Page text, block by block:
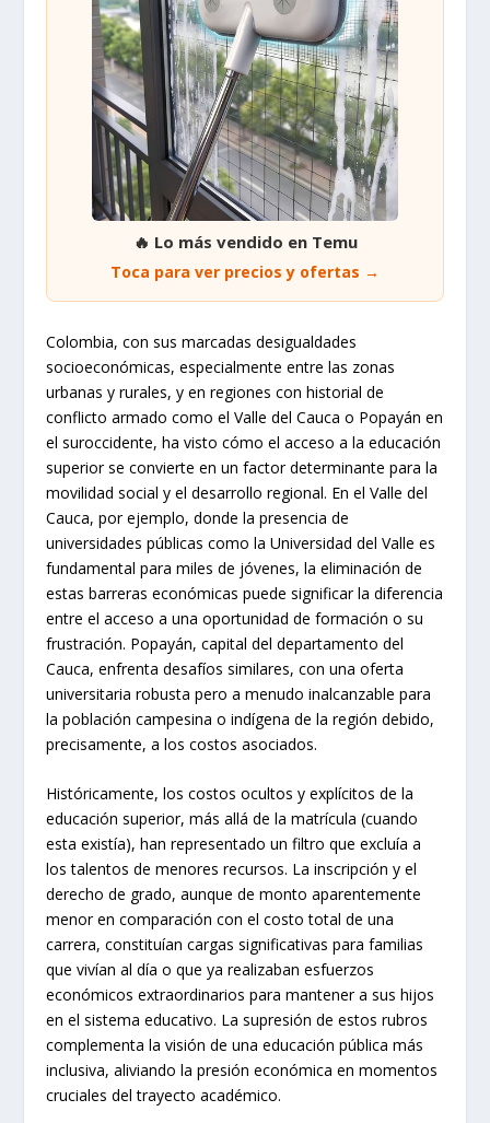
🔥 Lo más vendido en Temu
Toca para ver precios y ofertas →
Colombia, con sus marcadas desigualdades
socioeconómicas, especialmente entre las zonas
urbanas y rurales, y en regiones con historial de
conflicto armado como el Valle del Cauca o Popayán en
el suroccidente, ha visto cómo el acceso a la educación
superior se convierte en un factor determinante para la
movilidad social y el desarrollo regional. En el Valle del
Cauca, por ejemplo, donde la presencia de
universidades públicas como la Universidad del Valle es
fundamental para miles de jóvenes, la eliminación de
estas barreras económicas puede significar la diferencia
entre el acceso a una oportunidad de formación o su
frustración. Popayán, capital del departamento del
Cauca, enfrenta desafíos similares, con una oferta
universitaria robusta pero a menudo inalcanzable para
la población campesina o indígena de la región debido,
precisamente, a los costos asociados.
Históricamente, los costos ocultos y explícitos de la
educación superior, más allá de la matrícula (cuando
esta existía), han representado un filtro que excluía a
los talentos de menores recursos. La inscripción y el
derecho de grado, aunque de monto aparentemente
menor en comparación con el costo total de una
carrera, constituían cargas significativas para familias
que vivían al día o que ya realizaban esfuerzos
económicos extraordinarios para mantener a sus hijos
en el sistema educativo. La supresión de estos rubros
complementa la visión de una educación pública más
inclusiva, aliviando la presión económica en momentos
cruciales del trayecto académico.